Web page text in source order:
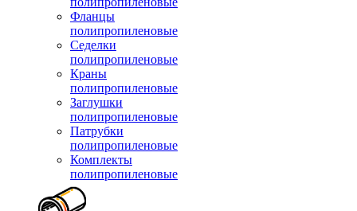
Фланцы
полипропиленовые
Седелки
полипропиленовые
Краны
полипропиленовые
Заглушки
полипропиленовые
Патрубки
полипропиленовые
Комплекты
полипропиленовые